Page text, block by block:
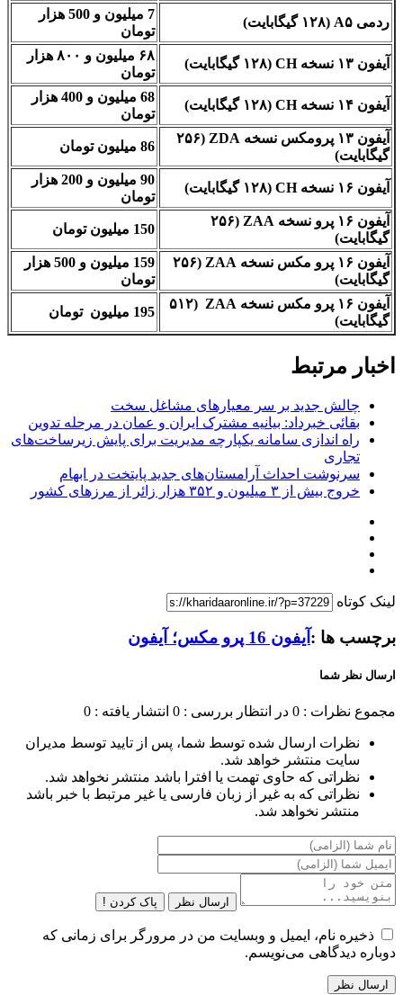
ردمی A۵ (۱۲۸ گیگابایت)
7 میلیون و 500 هزار
تومان
آیفون ۱۳ نسخه CH (۱۲۸ گیگابایت)
۶۸ میلیون و ۸۰۰ هزار
تومان
آیفون ۱۴ نسخه CH (۱۲۸ گیگابایت)
68 میلیون و 400 هزار
تومان
آیفون ۱۳ پرومکس نسخه ZDA (۲۵۶
گیگابایت)
86 میلیون تومان
آیفون ۱۶ نسخه CH (۱۲۸ گیگابایت)
90 میلیون و 200 هزار
تومان
آیفون ۱۶ پرو نسخه ZAA (۲۵۶
گیگابایت)
150 میلیون تومان
آیفون ۱۶ پرو مکس نسخه ZAA (۲۵۶
گیگابایت)
159 میلیون و 500 هزار
تومان
آیفون ۱۶ پرو مکس نسخه ZAA (۵۱۲
گیگابایت)
195 میلیون تومان
اخبار مرتبط
چالش جدید بر سر معیارهای مشاغل سخت
بقائی خبرداد: بیانیه مشترک ایران و عمان در مرحله تدوین
راه اندازی سامانه یکپارچه مدیریت برای پایش زیرساخت‌های
تجاری
سرنوشت احداث آرامستان‌های جدید پایتخت در ابهام
خروج بیش از ۳ میلیون و ۳۵۲ هزار زائر از مرزهای کشور
لینک کوتاه
برچسب ها : آیفون 16 پرو مکس؛ آیفون
ارسال نظر شما
مجموع نظرات : 0 در انتظار بررسی : 0 انتشار یافته : 0
نظرات ارسال شده توسط شما، پس از تایید توسط مدیران
سایت منتشر خواهد شد.
نظراتی که حاوی تهمت یا افترا باشد منتشر نخواهد شد.
نظراتی که به غیر از زبان فارسی یا غیر مرتبط با خبر باشد
منتشر نخواهد شد.
ارسال نظر پاک کردن !
ذخیره نام، ایمیل و وبسایت من در مرورگر برای زمانی که
دوباره دیدگاهی می‌نویسم.